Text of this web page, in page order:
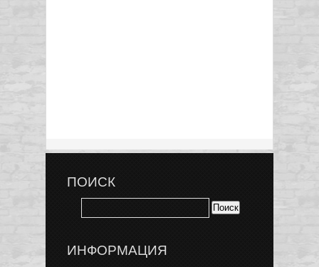
ПОИСК
ИНФОРМАЦИЯ